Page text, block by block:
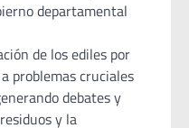
departamental
de los ediles por
problemas cruciales
debates y
y la